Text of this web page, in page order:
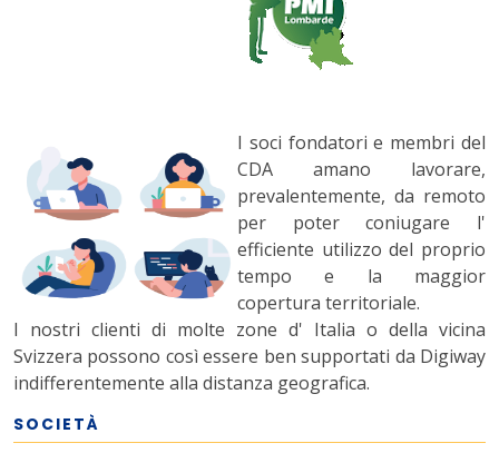
I soci fondatori e membri del
CDA amano lavorare,
prevalentemente, da remoto
per poter coniugare l'
efficiente utilizzo del proprio
tempo e la maggior
copertura territoriale.
I nostri clienti di molte zone d' Italia o della vicina
Svizzera possono così essere ben supportati da Digiway
indifferentemente alla distanza geografica.
SOCIETÀ